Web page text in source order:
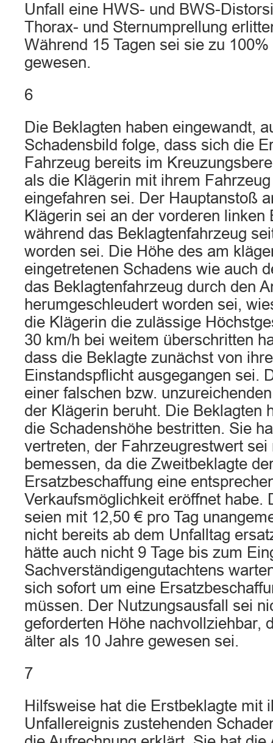
Unfall eine HWS- und BWS-
Thorax- und Sternumprellung
Während 15 Tagen sei sie zu
gewesen.
6
Die Beklagten haben eingewandt,
Schadensbild folge, dass sich die
Fahrzeug bereits im
als die Klägerin mit ihrem
eingefahren sei. Der Hauptanstoß
Klägerin sei an der vorderen linken
während das Beklagtenfahrzeug
worden sei. Die Höhe des am
eingetretenen Schadens wie auch
das Beklagtenfahrzeug durch den
herumgeschleudert worden sei,
die Klägerin die zulässige
30 km/h bei weitem überschritten
dass die Beklagte zunächst von
Einstandspflicht ausgegangen sei.
einer falschen bzw.
der Klägerin beruht. Die Beklagten
die Schadenshöhe bestritten. Sie
vertreten, der Fahrzeugrestwert sei
bemessen, da die Zweitbeklagte
Ersatzbeschaffung eine
Verkaufsmöglichkeit eröffnet habe.
seien mit 12,50 € pro Tag
nicht bereits ab dem Unfalltag
hätte auch nicht 9 Tage bis zum
Sachverständigengutachtens
sich sofort um eine
müssen. Der Nutzungsausfall sei
geforderten Höhe nachvollziehbar,
älter als 10 Jahre gewesen sei.
7
Hilfsweise hat die Erstbeklagte mit
Unfallereignis zustehenden